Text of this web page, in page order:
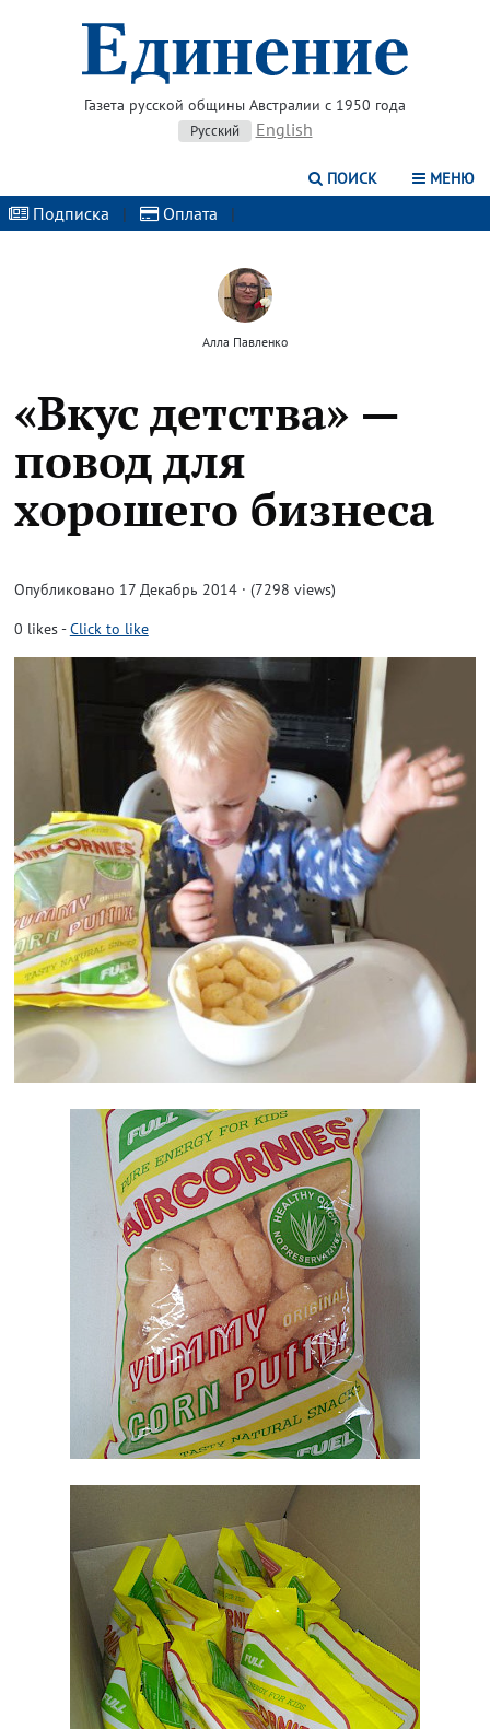
Газета русской общины Австралии с 1950 года
Русский English
ПОИСК МЕНЮ
Подписка | Оплата |
Алла Павленко
«Вкус детства» —
повод для
хорошего бизнеса
Опубликовано 17 Декабрь 2014 · (7298 views)
0 likes-Click to like